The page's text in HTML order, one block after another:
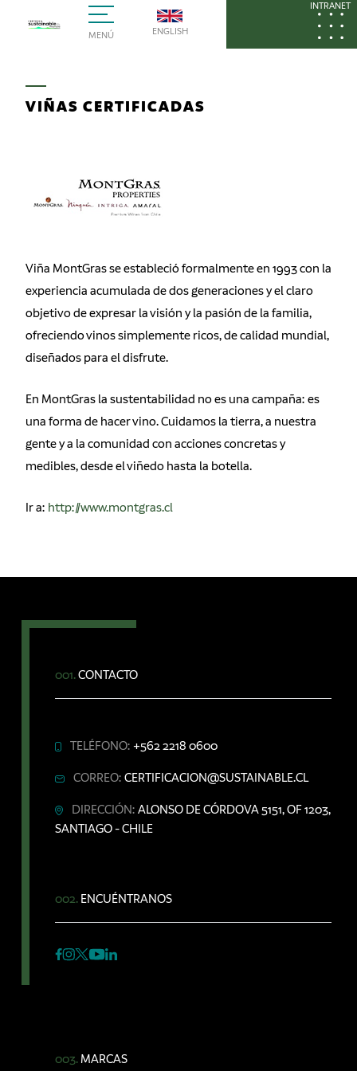
MENÚ ENGLISH
INTRANET
VIÑAS CERTIFICADAS
Viña MontGras se estableció formalmente en 1993 con la
experiencia acumulada de dos generaciones y el claro
objetivo de expresar la visión y la pasión de la familia,
ofreciendo vinos simplemente ricos, de calidad mundial,
diseñados para el disfrute.
En MontGras la sustentabilidad no es una campaña: es
una forma de hacer vino. Cuidamos la tierra, a nuestra
gente y a la comunidad con acciones concretas y
medibles, desde el viñedo hasta la botella.
Ir a: http://www.montgras.cl
001.CONTACTO
TELÉFONO: +562 2218 0600
CORREO: CERTIFICACION@SUSTAINABLE.CL
DIRECCIÓN: ALONSO DE CÓRDOVA 5151, OF 1203,
SANTIAGO - CHILE
002. ENCUÉNTRANOS
003. MARCAS